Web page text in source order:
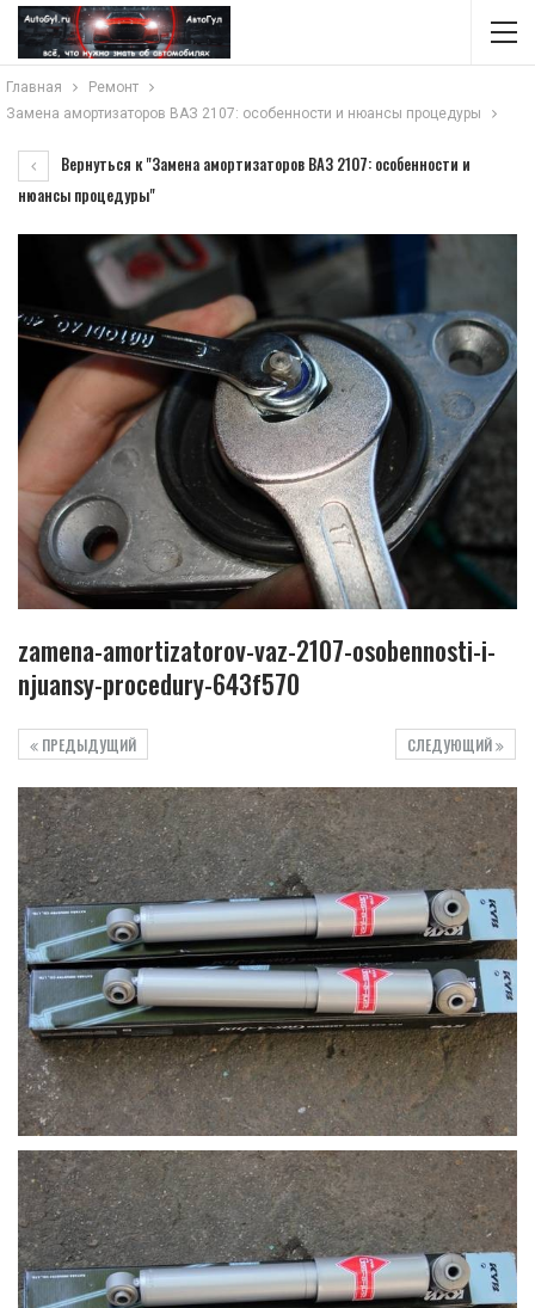
Главная
Ремонт
Замена амортизаторов ВАЗ 2107: особенности и нюансы процедуры
Вернуться к "Замена амортизаторов ВАЗ 2107: особенности и
нюансы процедуры"
zamena-amortizatorov-vaz-2107-osobennosti-i-
njuansy-procedury-643f570
СЛЕДУЮЩИЙ
ПРЕДЫДУЩИЙ